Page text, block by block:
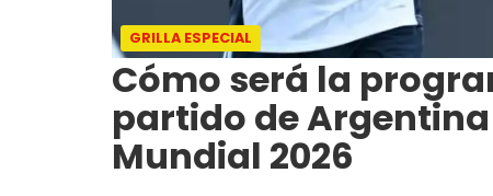
GRILLA ESPECIAL
Cómo será la
partido de Argentina
Mundial 2026